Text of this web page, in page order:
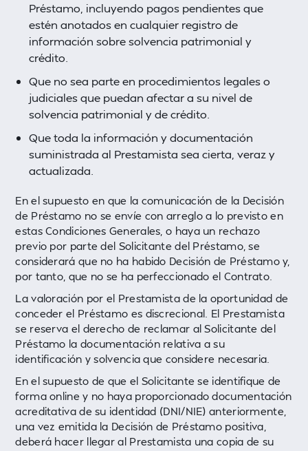
Préstamo, incluyendo pagos pendientes que
estén anotados en cualquier registro de
información sobre solvencia patrimonial y
crédito.
Que no sea parte en procedimientos legales o
judiciales que puedan afectar a su nivel de
solvencia patrimonial y de crédito.
Que toda la información y documentación
suministrada al Prestamista sea cierta, veraz y
actualizada.
En el supuesto en que la comunicación de la Decisión
de Préstamo no se envíe con arreglo a lo previsto en
estas Condiciones Generales, o haya un rechazo
previo por parte del Solicitante del Préstamo, se
considerará que no ha habido Decisión de Préstamo y,
por tanto, que no se ha perfeccionado el Contrato.
La valoración por el Prestamista de la oportunidad de
conceder el Préstamo es discrecional. El Prestamista
se reserva el derecho de reclamar al Solicitante del
Préstamo la documentación relativa a su
identificación y solvencia que considere necesaria.
En el supuesto de que el Solicitante se identifique de
forma online y no haya proporcionado documentación
acreditativa de su identidad (DNI/NIE) anteriormente,
una vez emitida la Decisión de Préstamo positiva,
deberá hacer llegar al Prestamista una copia de su